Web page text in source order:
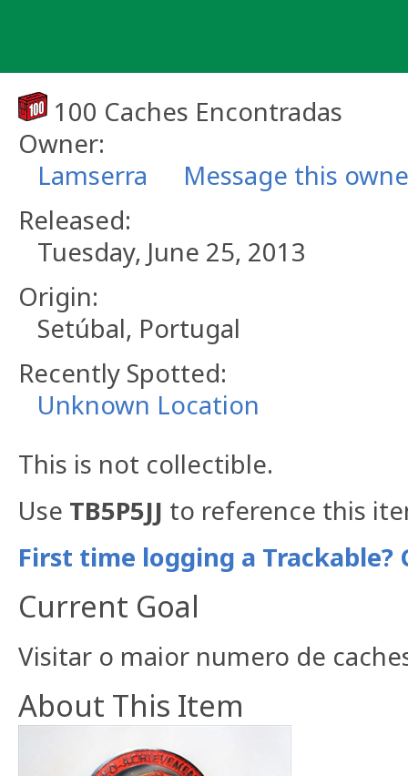
100 Caches Encontradas
Owner:
Lamserra
Message this
Released:
Tuesday, June 25, 2013
Origin:
Setúbal, Portugal
Recently Spotted:
Unknown Location
This is not collectible.
Use TB5P5JJ to reference this
First time logging a Trackable?
Current Goal
Visitar o maior numero de
About This Item